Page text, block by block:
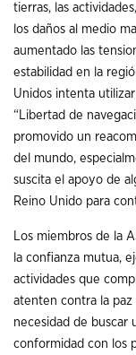
tierras, las
los daños al medio
aumentado las
estabilidad en la
Unidos intenta
“Libertad de
promovido un
del mundo,
suscita el apoyo de
Reino Unido para
Los miembros de la
la confianza mutua,
actividades que
atenten contra la paz
necesidad de buscar
conformidad con los